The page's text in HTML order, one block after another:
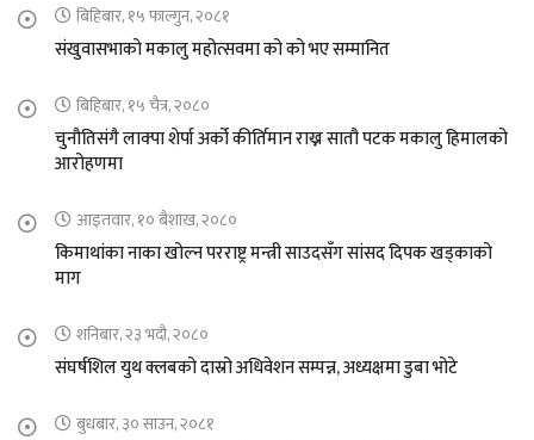
बिहिबार, १५ फाल्गुन, २०८१
संखुवासभाको मकालु महोत्सवमा को को भए सम्मानित
बिहिबार, १५ चैत्र, २०८०
चुनौतिसंगै लाक्पा शेर्पा अर्को कीर्तिमान राख्न सातौ पटक मकालु हिमालको
आरोहणमा
आइतवार, १० बैशाख, २०८०
किमाथांका नाका खोल्न परराष्ट्र मन्त्री साउदसँग सांसद दिपक खड्काको
माग
शनिबार, २३ भदौ, २०८०
संघर्षशिल युथ क्लबको दास्रो अधिवेशन सम्पन्न, अध्यक्षमा डुबा भोटे
बुधबार, ३० साउन, २०८१